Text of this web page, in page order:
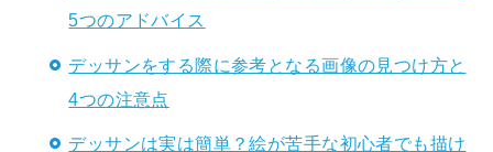
5つのアドバイス
デッサンをする際に参考となる画像の見つけ方と
4つの注意点
デッサンは実は簡単？絵が苦手な初心者でも描け